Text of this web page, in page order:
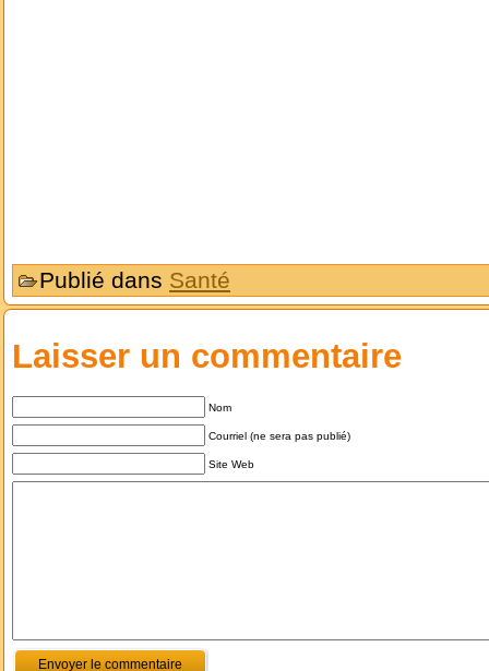
Publié dans Santé
Laisser un commentaire
Nom
Courriel (ne sera pas publié)
Site Web